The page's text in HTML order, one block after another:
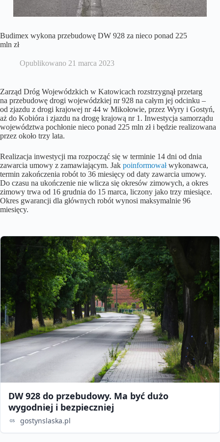
Budimex wykona przebudowę DW 928 za nieco ponad 225
mln zł
Opublikowano 21 marca 2023
Zarząd Dróg Wojewódzkich w Katowicach rozstrzygnął przetarg
na przebudowę drogi wojewódzkiej nr 928 na całym jej odcinku –
od zjazdu z drogi krajowej nr 44 w Mikołowie, przez Wyry i Gostyń,
aż do Kobióra i zjazdu na drogę krajową nr 1. Inwestycja samorządu
województwa pochłonie nieco ponad 225 mln zł i będzie realizowana
przez około trzy lata.
Realizacja inwestycji ma rozpocząć się w terminie 14 dni od dnia
zawarcia umowy z zamawiającym. Jak poinformowałwykonawca,
termin zakończenia robót to 36 miesięcy od daty zawarcia umowy.
Do czasu na ukończenie nie wlicza się okresów zimowych, a okres
zimowy trwa od 16 grudnia do 15 marca, liczony jako trzy miesiące.
Okres gwarancji dla głównych robót wynosi maksymalnie 96
miesięcy.
DW 928 do przebudowy. Ma być dużo
wygodniej i bezpieczniej
gostynslaska.pl